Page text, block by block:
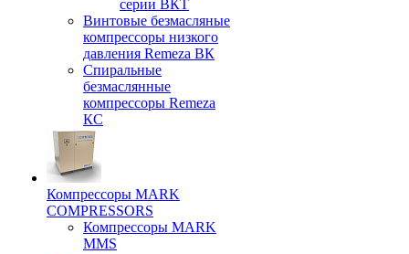
серии ВКТ
Винтовые безмасляные
компрессоры низкого
давления Remeza ВК
Спиральные
безмаслянные
компрессоры Remeza
КС
Компрессоры MARK
COMPRESSORS
Компрессоры MARK
MMS